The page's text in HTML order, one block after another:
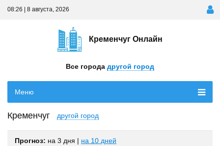
08:26 | 8 августа, 2026
Кременчуг Онлайн
Все города другой город
Меню
Кременчуг другой город
Прогноз: на 3 дня | на 10 дней